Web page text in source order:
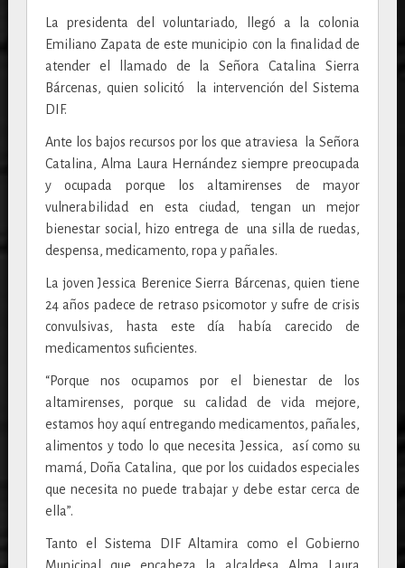
La presidenta del voluntariado, llegó a la colonia
Emiliano Zapata de este municipio con la finalidad de
atender el llamado de la Señora Catalina Sierra
Bárcenas, quien solicitó la intervención del Sistema
DIF.
Ante los bajos recursos por los que atraviesa la Señora
Catalina, Alma Laura Hernández siempre preocupada
y ocupada porque los altamirenses de mayor
vulnerabilidad en esta ciudad, tengan un mejor
bienestar social, hizo entrega de una silla de ruedas,
despensa, medicamento, ropa y pañales.
La joven Jessica Berenice Sierra Bárcenas, quien tiene
24 años padece de retraso psicomotor y sufre de crisis
convulsivas, hasta este día había carecido de
medicamentos suficientes.
“Porque nos ocupamos por el bienestar de los
altamirenses, porque su calidad de vida mejore,
estamos hoy aquí entregando medicamentos, pañales,
alimentos y todo lo que necesita Jessica, así como su
mamá, Doña Catalina, que por los cuidados especiales
que necesita no puede trabajar y debe estar cerca de
ella”.
Tanto el Sistema DIF Altamira como el Gobierno
Municipal que encabeza la alcaldesa Alma Laura